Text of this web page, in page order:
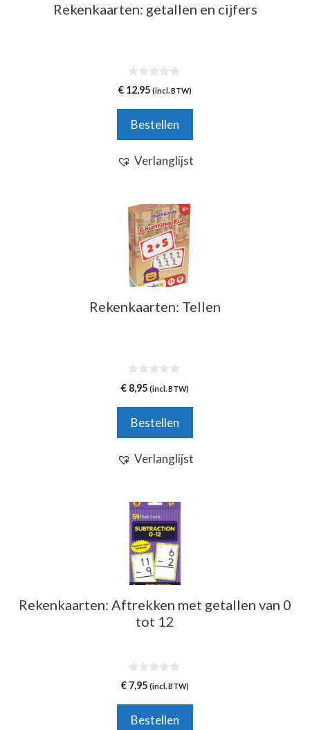
Rekenkaarten: getallen en cijfers
0
v
5
€ 12,95 (incl. BTW)
Bestellen
Verlanglijst
Rekenkaarten: Tellen
0
v
5
€ 8,95 (incl. BTW)
Bestellen
Verlanglijst
Rekenkaarten: Aftrekken met getallen van 0
tot 12
0
v
5
€ 7,95 (incl. BTW)
Bestellen